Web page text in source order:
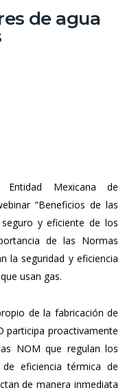
de agua
Mexicana de
“Beneficios de las
y eficiente de los
de las Normas
la seguridad y eficiencia
usan gas.
de la fabricación de
participa proactivamente
NOM que regulan los
eficiencia térmica de
de manera inmediata